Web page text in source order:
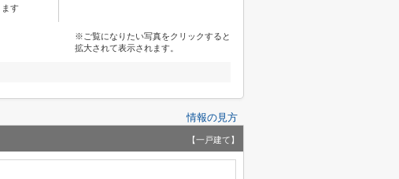
す
※ご覧になりたい写真をクリックすると
拡大されて表示されます。
情報の見方
【一戸建て】